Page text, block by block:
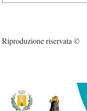
Riproduzione riservata ©